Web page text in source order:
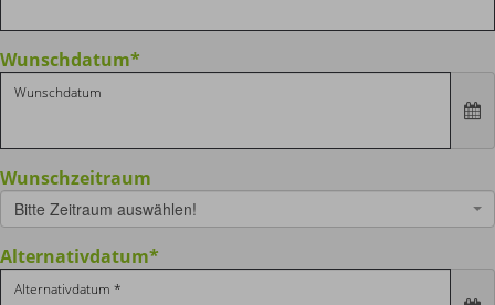
Wunschdatum*
Wunschzeitraum
Bitte Zeitraum auswählen!
Alternativdatum*